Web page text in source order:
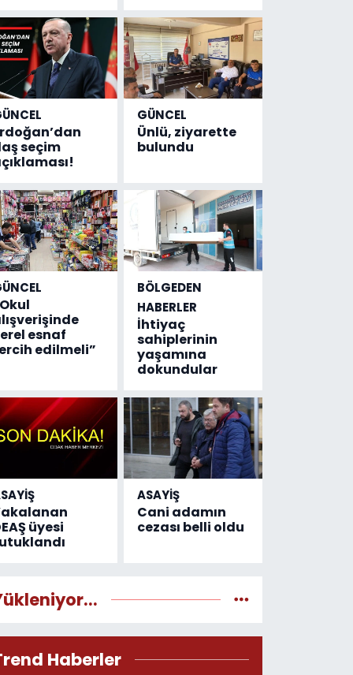
seçim
GÜNCEL
Ünlü, ziyarette
bulundu
esnaf
edilmeli”
BÖLGEDEN
HABERLER
İhtiyaç
sahiplerinin
yaşamına
dokundular
üyesi
ASAYİŞ
Cani adamın
cezası belli oldu
Haberler